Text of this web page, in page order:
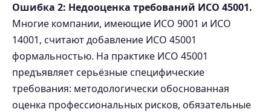
Ошибка 2: Недооценка требований ИСО 45001.
Многие компании, имеющие ИСО 9001 и ИСО
14001, считают добавление ИСО 45001
формальностью. На практике ИСО 45001
предъявляет серьёзные специфические
требования: методологически обоснованная
оценка профессиональных рисков, обязательные